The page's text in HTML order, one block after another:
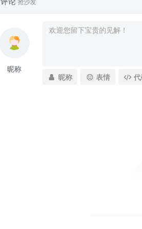
昵称
昵称 表情